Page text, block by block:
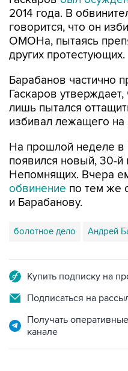
2014 года. В
говорится, что он
ОМОНа, пытаясь
других протестующих.
Барабанов частично
Гаскаров
лишь пытался
избивал лежащего на
На прошлой неделе в
появился новый, 30-й
Непомнящих. Вчера
обвинение по тем же
и Барабанову.
болотное дело Андрей
Купить подписку на
Подписаться на
Получать
канале